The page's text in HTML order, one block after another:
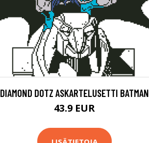
DIAMOND DOTZ ASKARTELUSETTI BATMAN
43.9 EUR